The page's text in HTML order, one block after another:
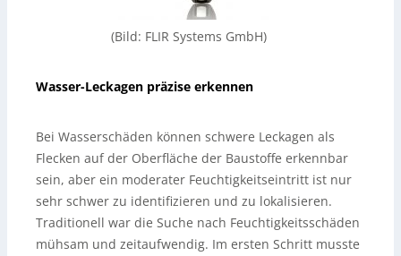
(Bild: FLIR Systems GmbH)
Wasser-Leckagen präzise erkennen
Bei Wasserschäden können schwere Leckagen als
Flecken auf der Oberfläche der Baustoffe erkennbar
sein, aber ein moderater Feuchtigkeitseintritt ist nur
sehr schwer zu identifizieren und zu lokalisieren.
Traditionell war die Suche nach Feuchtigkeitsschäden
mühsam und zeitaufwendig. Im ersten Schritt musste